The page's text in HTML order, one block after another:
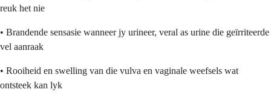
reuk het nie
• Brandende sensasie wanneer jy urineer, veral as urine die geïrriteerde
vel aanraak
• Rooiheid en swelling van die vulva en vaginale weefsels wat
ontsteek kan lyk